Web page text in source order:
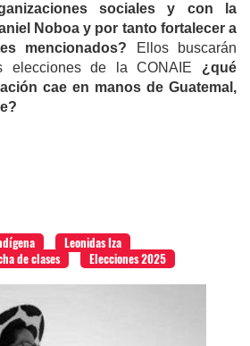
sociales y con la
Noboa y por tanto fortalecer a
mencionados? Ellos buscarán
elecciones de la CONAIE ¿qué
cae en manos de Guatemal,
Leonidas Iza
de clases Elecciones 2025